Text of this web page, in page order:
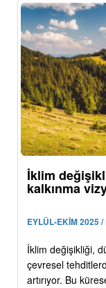
İklim
kalkınma
EYLÜL-EKİM 2025
İklim değişikliği,
çevresel
artırıyor. Bu